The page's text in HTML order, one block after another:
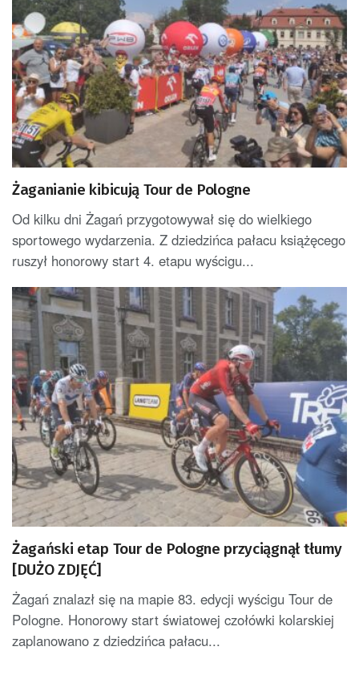
Żaganianie kibicują Tour de Pologne
Od kilku dni Żagań przygotowywał się do wielkiego
sportowego wydarzenia. Z dziedzińca pałacu książęcego
ruszył honorowy start 4. etapu wyścigu...
Żagański etap Tour de Pologne przyciągnął tłumy
[DUŻO ZDJĘĆ]
Żagań znalazł się na mapie 83. edycji wyścigu Tour de
Pologne. Honorowy start światowej czołówki kolarskiej
zaplanowano z dziedzińca pałacu...